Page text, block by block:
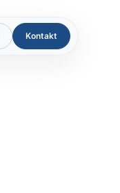
Kontakt